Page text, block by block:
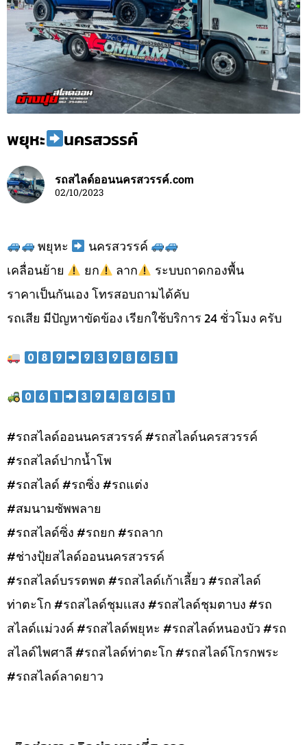
พยุหะ นครสวรรค์
รถสไลด์ออนนครสวรรค์.com
02/10/2023
พยุหะ
นครสวรรค์
เคลื่อนย้าย
ยก ลาก
ระบบถาดกองพื้น
ราคาเป็นกันเอง โทรสอบถามได้คับ
รถเสีย มีปัญหาขัดข้อง เรียกใช้บริการ 24 ชั่วโมง ครับ
#รถสไลด์ออนนครสวรรค์ #รถสไลด์นครสวรรค์
#รถสไลด์ปากน้ำโพ
#รถสไลด์ #รถซิ่ง #รถแต่ง
#สมนามซัพพลาย
#รถสไลด์ซิ่ง #รถยก #รถลาก
#ช่างปุ้ยสไลด์ออนนครสวรรค์
#รถสไลด์บรรตพต #รถสไลด์เก้าเลี้ยว #รถสไลด์
ท่าตะโก #รถสไลด์ชุมเเสง #รถสไลด์ชุมตาบง #รถ
สไลด์เเม่วงค์ #รถสไลด์พยุหะ #รถสไลด์หนองบัว #รถ
สไลด์ไพศาลี #รถสไลด์ท่าตะโก #รถสไลด์โกรกพระ
#รถสไลด์ลาดยาว